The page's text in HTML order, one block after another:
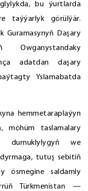
bu ýurtlarda
taýýarlyk görülýär.
Guramasynyň Daşary
Owganystandaky
adatdan daşary
Yslamabatda
hemmetaraplaýyn
möhüm taslamalary
durnuklylygyň we
tutuş sebitiň
ösmegine saldamly
Türkmenistan —